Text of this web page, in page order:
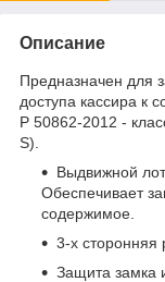
Описание
Предназначен для
доступа кассира к
Р 50862-2012 -
S).
Bыдвижной
Обеспечивает
содержимое.
3-х сторонняя
Защита замка